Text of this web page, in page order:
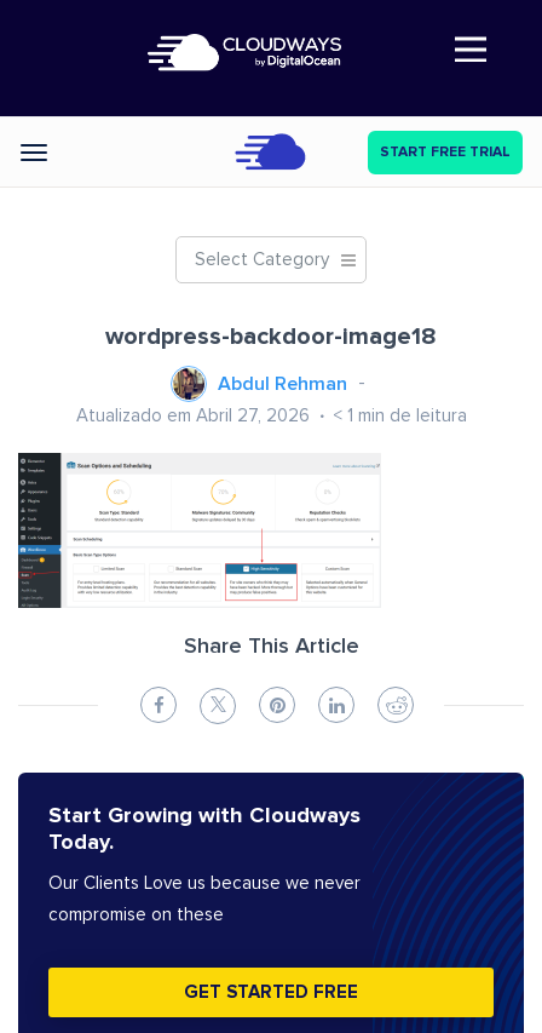
Abre a navegação
Categories START FREE TRIAL
Select Category
wordpress-backdoor-image18
Abdul Rehman
Atualizado em Abril 27, 2026 < 1 min de leitura
Share This Article
Start Growing with Cloudways
Today.
Our Clients Love us because we never
compromise on these
GET STARTED FREE